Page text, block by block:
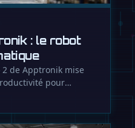
: le robot
de Apptronik mise
pour
au …